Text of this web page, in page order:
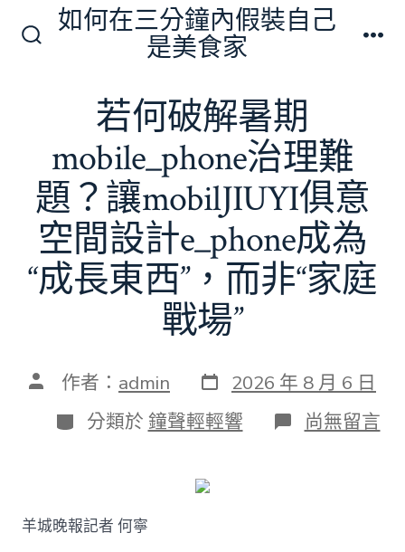
如何在三分鐘內假裝自己
是美食家
若何破解暑期
mobile_phone治理難
題？讓mobilJIUYI俱意
空間設計e_phone成為
“成長東西”，而非“家庭
戰場”
文 作者： admin 發
表
日
期
2026 年 8 月 6 日
分
類
分類於 鐘聲輕輕響 在
〈若
尚無留言
羊城晚報記者 何寧